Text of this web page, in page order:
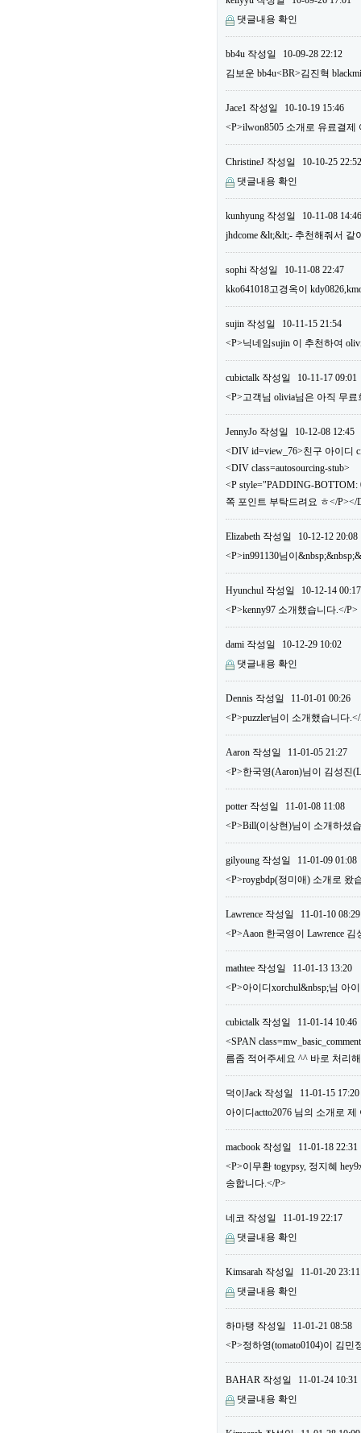
댓글내용 확인
bb4u 작성일
10-09-28 22:12
김보운 bb4u<BR>김진혁
Jace1 작성일
10-10-19 15:46
<P>ilwon8505 소개로 유료결
ChristineJ 작성일
10-10-25 22:52
댓글내용 확인
kunhyung 작성일
10-11-08 14:46
jhdcome &lt;&lt;- 추천해줘서
sophi 작성일
10-11-08 22:47
kko641018고경옥이
sujin 작성일
10-11-15 21:54
<P>닉네임sujin 이 추천하여
cubictalk 작성일
10-11-17 09:01
<P>고객님 olivia님은 아직 무
JennyJo 작성일
10-12-08 12:45
<DIV id=view_76>친구 아이디
<DIV class=autosourcing-stub>
<P style="PADDING-
쪽 포인트 부탁드려요 ㅎ</
Elizabeth 작성일
10-12-12 20:08
<P>in991130님이
Hyunchul 작성일
10-12-14 00:17
<P>kenny97 소개했습니다.</P>
dami 작성일
10-12-29 10:02
댓글내용 확인
Dennis 작성일
11-01-01 00:26
<P>puzzler님이 소개했습니다
Aaron 작성일
11-01-05 21:27
<P>한국영(Aaron)님이 김성진
potter 작성일
11-01-08 11:08
<P>Bill(이상현)님이 소개하셨
gilyoung 작성일
11-01-09 01:08
<P>roygbdp(정미애) 소개로 왔
Lawrence 작성일
11-01-10 08:29
<P>Aaon 한국영이 Lawrence
mathtee 작성일
11-01-13 13:20
<P>아이디xorchul&nbsp;님 아
cubictalk 작성일
11-01-14 10:46
<SPAN
름좀 적어주세요 ^^ 바로 처리
덕이Jack 작성일
11-01-15 17:20
아이디actto2076 님의 소개로
macbook 작성일
11-01-18 22:31
<P>이무환 togypsy, 정지혜
송합니다.</P>
네코 작성일
11-01-19 22:17
댓글내용 확인
Kimsarah 작성일
11-01-20 23:11
댓글내용 확인
하마탱 작성일
11-01-21 08:58
<P>정하영(tomato0104)이 김
BAHAR 작성일
11-01-24 10:31
댓글내용 확인